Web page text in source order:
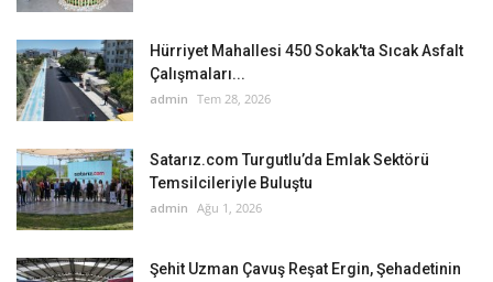
Hürriyet Mahallesi 450 Sokak'ta Sıcak Asfalt
Çalışmaları...
admin Tem 28, 2026
Satarız.com Turgutlu’da Emlak Sektörü
Temsilcileriyle Buluştu
admin Ağu 1, 2026
Şehit Uzman Çavuş Reşat Ergin, Şehadetinin